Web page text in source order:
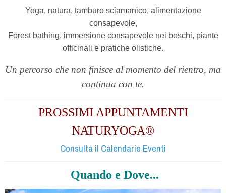
Yoga, natura, tamburo sciamanico, alimentazione
consapevole,
Forest bathing, immersione consapevole nei boschi, piante
officinali e pratiche olistiche.
Un percorso che non finisce al momento del rientro, ma
continua con te.
PROSSIMI APPUNTAMENTI
NATURYOGA®
Consulta il Calendario Eventi
Quando e Dove...